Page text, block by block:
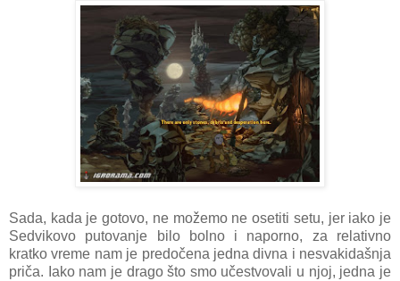
Sada, kada je gotovo, ne možemo ne osetiti setu, jer iako je
Sedvikovo putovanje bilo bolno i naporno, za relativno
kratko vreme nam je predočena jedna divna i nesvakidašnja
priča. Iako nam je drago što smo učestvovali u njoj, jedna je